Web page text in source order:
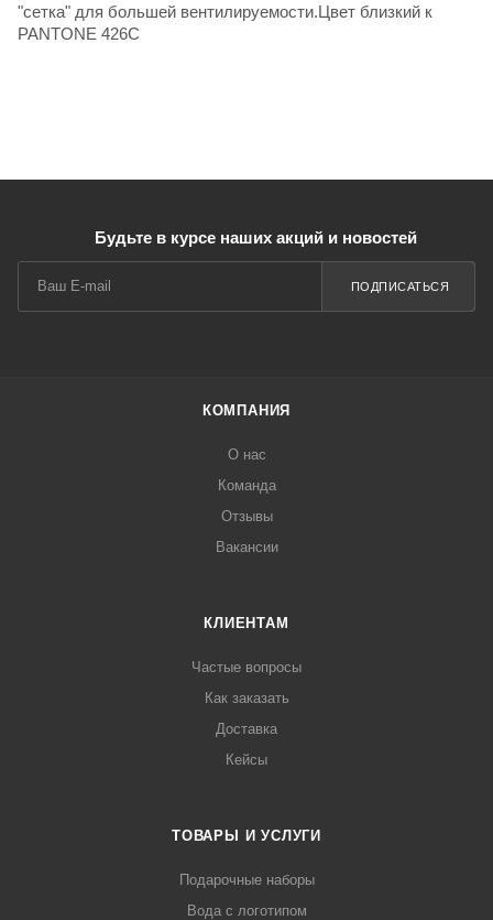
"сетка" для большей вентилируемости.Цвет близкий к
PANTONE 426C
Будьте в курсе наших акций и новостей
ПОДПИСАТЬСЯ
КОМПАНИЯ
О нас
Команда
Отзывы
Вакансии
КЛИЕНТАМ
Частые вопросы
Как заказать
Доставка
Кейсы
ТОВАРЫ И УСЛУГИ
Подарочные наборы
Вода с логотипом